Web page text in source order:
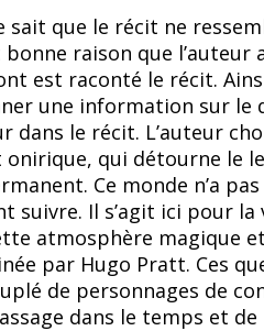
sait que le récit ne
raison que l’auteur
est raconté le récit.
une information sur
dans le récit. L’auteur
qui détourne le
Ce monde n’a
suivre. Il s’agit ici pour
atmosphère magique
par Hugo Pratt. Ces
de personnages de
dans le temps et